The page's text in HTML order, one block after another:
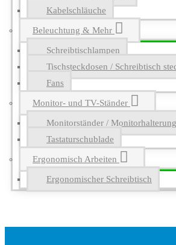
Kabelschläuche
Beleuchtung & Mehr
Schreibtischlampen
Tischsteckdosen / Schreibtisch
Fans
Monitor- und TV-Ständer
Monitorständer / Monitorhalterung
Tastaturschublade
Ergonomisch Arbeiten
Ergonomischer Schreibtisch